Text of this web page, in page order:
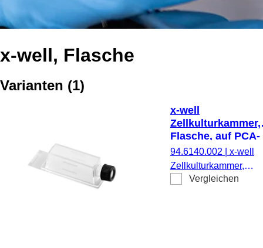
x-well, Flasche
Varianten (1)
x-well
Zellkulturkammer,
Flasche, auf PCA-
Objektträger,
ablösbarer
94.6140.002
x-well
Zellkulturkammer,
Flasche, auf PCA-
Vergleichen